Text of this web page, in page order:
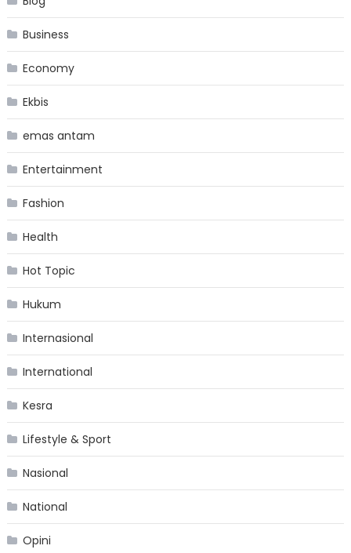
Business
Economy
Ekbis
emas antam
Entertainment
Fashion
Health
Hot Topic
Hukum
Internasional
International
Kesra
Lifestyle & Sport
Nasional
National
Opini